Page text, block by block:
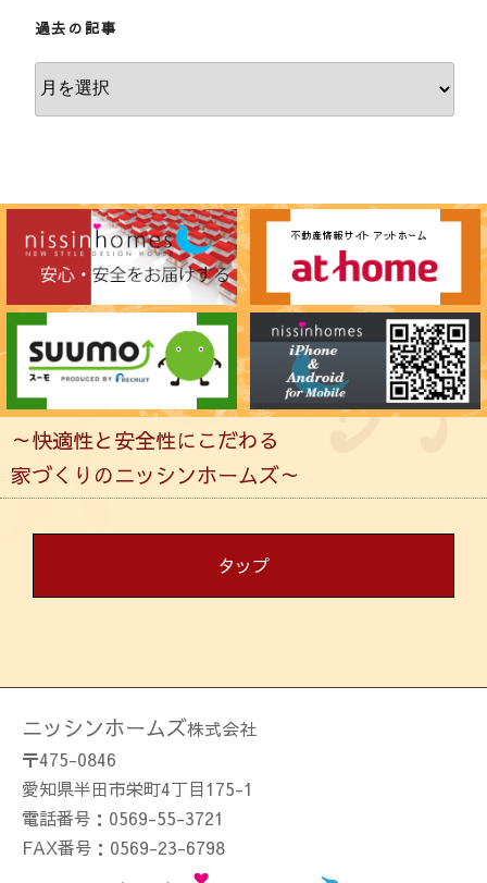
過去の記事
過
～快適性と安全性にこだわる
家づくりのニッシンホームズ～
タップ
家づくり
工法・構造
施工事例集
ニッシンホームズ株式会社
〒475-0846
愛知県半田市栄町4丁目175-1
電話番号：0569-55-3721
FAX番号：0569-23-6798